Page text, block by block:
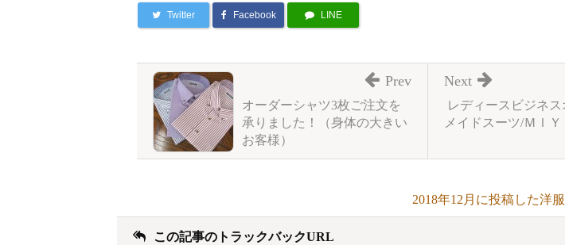
Twitter Facebook LINE
レディースビジネス
メイドスーツ/ＭＩ
Next
オーダーシャツ3枚ご注文を
承りました！（身体の大きい
お客様）
Prev
2018年12月に投稿した洋
この記事のトラックバックURL